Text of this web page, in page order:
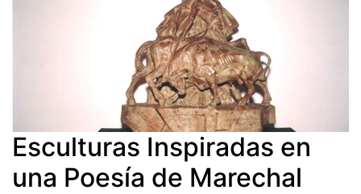
Esculturas Inspiradas en
una Poesía de Marechal